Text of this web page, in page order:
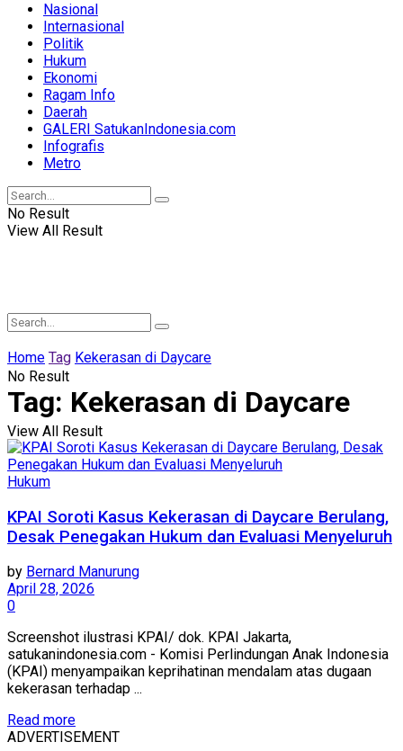
Nasional
Internasional
Politik
Hukum
Ekonomi
Ragam Info
Daerah
GALERI SatukanIndonesia.com
Infografis
Metro
No Result
View All Result
No Result
View All Result
Home Tag Kekerasan di Daycare
Tag: Kekerasan di Daycare
Hukum
KPAI Soroti Kasus Kekerasan di Daycare Berulang,
Desak Penegakan Hukum dan Evaluasi Menyeluruh
by Bernard Manurung
April 28, 2026
0
Screenshot ilustrasi KPAI/ dok. KPAI Jakarta,
satukanindonesia.com - Komisi Perlindungan Anak Indonesia
(KPAI) menyampaikan keprihatinan mendalam atas dugaan
kekerasan terhadap ...
Read more
ADVERTISEMENT